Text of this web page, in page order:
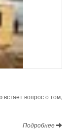
встает вопрос о том,
Подробнее